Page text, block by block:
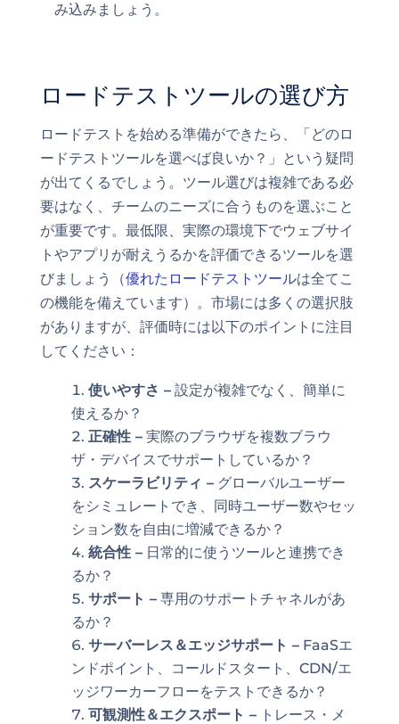
み込みましょう。
ロードテストツールの選び方
ロードテストを始める準備ができたら、「どのロ
ードテストツールを選べば良いか？」という疑問
が出てくるでしょう。ツール選びは複雑である必
要はなく、チームのニーズに合うものを選ぶこと
が重要です。最低限、実際の環境下でウェブサイ
トやアプリが耐えうるかを評価できるツールを選
びましょう（優れたロードテストツールは全てこ
の機能を備えています）。市場には多くの選択肢
がありますが、評価時には以下のポイントに注目
してください：
使いやすさ –設定が複雑でなく、簡単に
使えるか？
正確性 –実際のブラウザを複数ブラウ
ザ・デバイスでサポートしているか？
スケーラビリティ –グローバルユーザー
をシミュレートでき、同時ユーザー数やセッ
ション数を自由に増減できるか？
統合性 –日常的に使うツールと連携でき
るか？
サポート –専用のサポートチャネルがあ
るか？
サーバーレス＆エッジサポート –FaaSエ
ンドポイント、コールドスタート、CDN/エ
ッジワーカーフローをテストできるか？
可観測性＆エクスポート –トレース・メ